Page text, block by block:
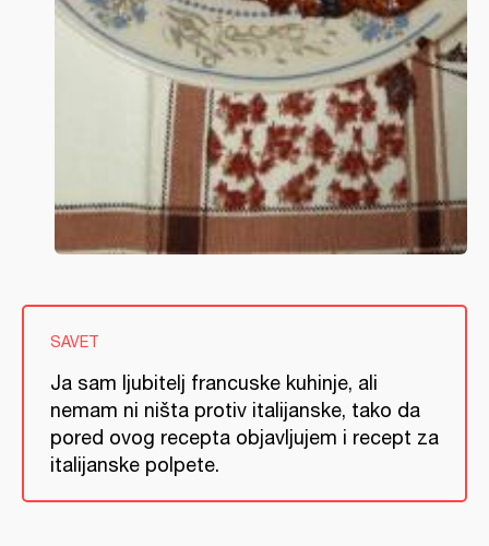
SAVET
Ja sam ljubitelj francuske kuhinje, ali
nemam ni ništa protiv italijanske, tako da
pored ovog recepta objavljujem i recept za
italijanske polpete.